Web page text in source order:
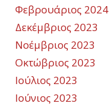
Φεβρουάριος 2024
Δεκέμβριος 2023
Νοέμβριος 2023
Οκτώβριος 2023
Ιούλιος 2023
Ιούνιος 2023